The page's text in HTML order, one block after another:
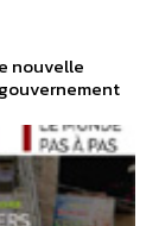
nouvelle